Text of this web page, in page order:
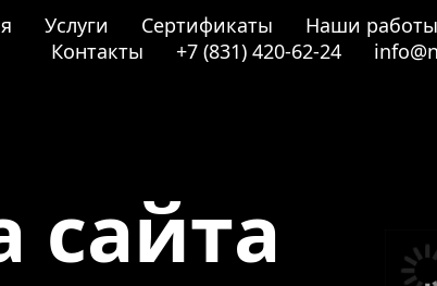
Услуги Сертификаты Наши работы
Контакты
+7 (831) 420-62-24
сайта